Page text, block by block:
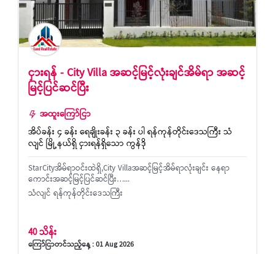
ငှားရန် - City Villa အဆင့်မြင့်လုံးချင်အိမ်ရာ အဆင့်
မြင့်ပြင်ဆင်ပြီး
အထူးကြော်ငြာ
အိပ်ခန်း ၄ ခန်း ရေချိုးခန်း ၃ ခန်း ပါ ရန်ကုန်တိုင်းဒေသကြီး သံ
လျင် မြို့နယ်ရှိ ငှားရန်ရှိသော ကွန်ဒို
StarCityအိမ်ရာဝင်းထဲရှိ,City Villaအဆင့်မြင့်အိမ်ရာလုံးချင်း နေရာ
ကောင်းအဆင့်မြင့်ပြင်ဆင်ပြီး…...
သံလျင် ရန်ကုန်တိုင်းဒေသကြီး
40 သိန်း
ကြော်ငြာတင်သည့်နေ့ : 01 Aug 2026